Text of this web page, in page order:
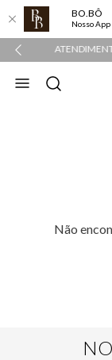
BO.BÔ
Nosso
Não